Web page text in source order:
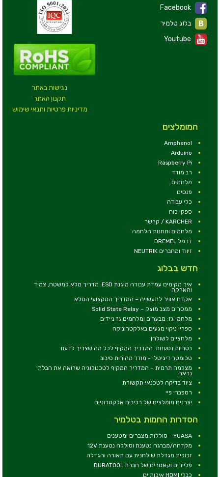
נגישות באתר
תקנון האתר
מדיניות פרטיות ותנאי שימוש
Facebook
Youtube
המומלצים
Amphenol
Arduino
Raspberry Pi
רב מודד
מלחמים
פנסים
כלי עבודה
ספקי כוח
KARCHER / קרשר
מלחמים ותחנות הלחמה
דרמל DREMEL
זיווד ומחברים NEUTRIK
חדש בבלוג
איך מקימים עמדת עבודה מוגנת ESD: מדריך מלא למשטח, צמיד
והארקה
אקדח אוויר לתעשייה – המדריך המקצועי המלא
ממסרים מצב מוצק – Solid State Relay
מלחמי גז: מבערים ומלחמים גז ניידים
ספריי ניקוי מגעים באלקטרוניקה
מלחציים לשולחן
בטריות נטענות: המדריך המקיף לכל מה שצריך לדעת
טכומטר דיגיטלי - מודד מהירות סיבוב
מצלמה תרמית – המדריך המקיף לטכנולוגיה שרואה את הבלתי
נראה
ציוד בדיקה לטכנאי תקשורת
רספברי פיי
יצרנים מומלצים של רכיבים אלקטרוניים
הסדרות החמות בטלמיר
YUASA - סוללות,מצברים ומטענים
מקדחה/מברגה נטענת וסוללה נטענת 12V
זכוכית מגדלת שולחנית עם תאורה והגדלה
פליירים וקאטרים של חברת DURATOOL
כבלי HDMI איכותיים